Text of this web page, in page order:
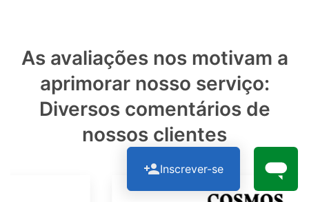
As avaliações nos motivam a
aprimorar nosso serviço:
Diversos comentários de
nossos clientes
Inscrever-se